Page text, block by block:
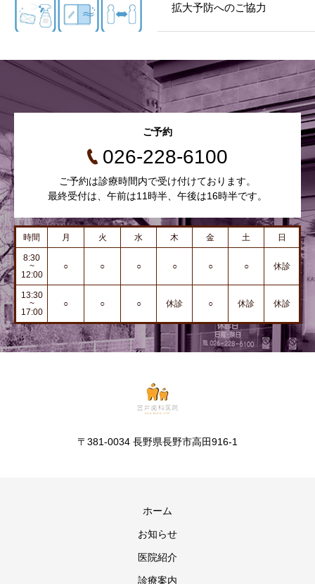
拡大予防へのご協力
ご予約
026-228-6100
ご予約は診療時間内で受け付けております。
最終受付は、午前は11時半、午後は16時半です。
時間 月 火 水 木 金 土 日
8:30
~
12:00
○ ○ ○ ○ ○ ○ 休診
13:30
~
17:00
○ ○ ○ 休診 ○ 休診 休診
〒381-0034 長野県長野市高田916-1
ホーム
お知らせ
医院紹介
診療案内